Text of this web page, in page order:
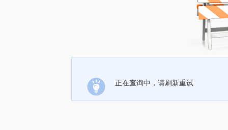
正在查询中，请刷新重试